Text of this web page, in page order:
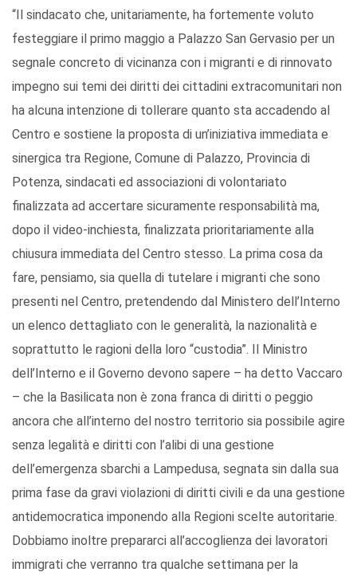
“Il sindacato che, unitariamente, ha fortemente voluto
festeggiare il primo maggio a Palazzo San Gervasio per un
segnale concreto di vicinanza con i migranti e di rinnovato
impegno sui temi dei diritti dei cittadini extracomunitari non
ha alcuna intenzione di tollerare quanto sta accadendo al
Centro e sostiene la proposta di un’iniziativa immediata e
sinergica tra Regione, Comune di Palazzo, Provincia di
Potenza, sindacati ed associazioni di volontariato
finalizzata ad accertare sicuramente responsabilità ma,
dopo il video-inchiesta, finalizzata prioritariamente alla
chiusura immediata del Centro stesso. La prima cosa da
fare, pensiamo, sia quella di tutelare i migranti che sono
presenti nel Centro, pretendendo dal Ministero dell’Interno
un elenco dettagliato con le generalità, la nazionalità e
soprattutto le ragioni della loro “custodia”. Il Ministro
dell’Interno e il Governo devono sapere – ha detto Vaccaro
– che la Basilicata non è zona franca di diritti o peggio
ancora che all’interno del nostro territorio sia possibile agire
senza legalità e diritti con l’alibi di una gestione
dell’emergenza sbarchi a Lampedusa, segnata sin dalla sua
prima fase da gravi violazioni di diritti civili e da una gestione
antidemocratica imponendo alla Regioni scelte autoritarie.
Dobbiamo inoltre prepararci all’accoglienza dei lavoratori
immigrati che verranno tra qualche settimana per la